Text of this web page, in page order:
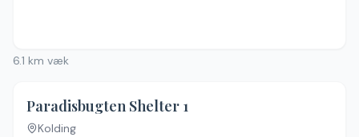
6.1 km væk
Paradisbugten Shelter 1
Kolding